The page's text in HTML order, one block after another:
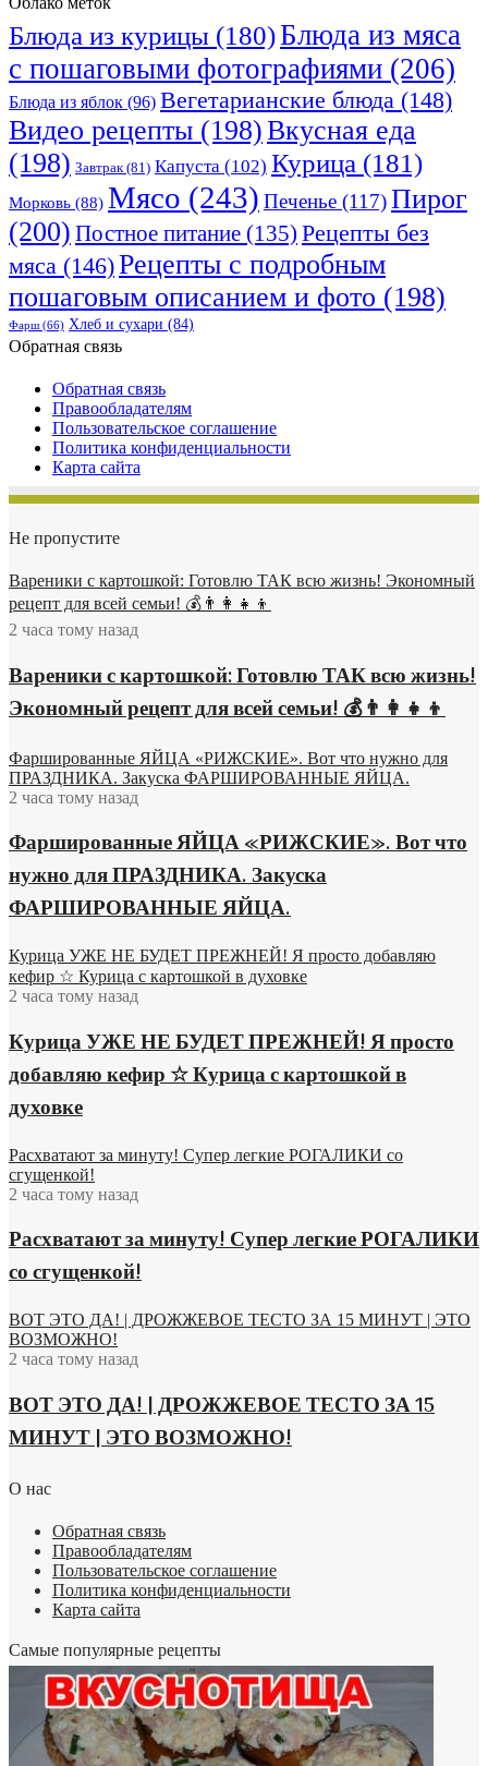
Блюда из курицы (180)Блюда из мяса
с пошаговыми фотографиями (206)
Блюда из яблок (96) Вегетарианские блюда (148)
Видео рецепты (198)Вкусная еда
(198) Завтрак(81) Капуста (102) Курица (181)
Морковь (88) Мясо (243) Печенье (117)Пирог
(200) Постное питание (135) Рецепты без
мяса (146)Рецепты с подробным
пошаговым описанием и фото (198)
Фарш(66) Хлеб и сухари (84)
Обратная связь
Обратная связь
Правообладателям
Пользовательское соглашение
Политика конфиденциальности
Карта сайта
Не пропустите
Вареники с картошкой: Готовлю ТАК всю жизнь! Экономный
рецепт для всей семьи! 💰👨👩👧👦
2 часа тому назад
Вареники с картошкой: Готовлю ТАК всю жизнь!
Экономный рецепт для всей семьи! 💰👨👩👧👦
Фаршированные ЯЙЦА «РИЖСКИЕ». Вот что нужно для
ПРАЗДНИКА. Закуска ФАРШИРОВАННЫЕ ЯЙЦА.
2 часа тому назад
Фаршированные ЯЙЦА «РИЖСКИЕ». Вот что
нужно для ПРАЗДНИКА. Закуска
ФАРШИРОВАННЫЕ ЯЙЦА.
Курица УЖЕ НЕ БУДЕТ ПРЕЖНЕЙ! Я просто добавляю
кефир ☆ Курица с картошкой в духовке
2 часа тому назад
Курица УЖЕ НЕ БУДЕТ ПРЕЖНЕЙ! Я просто
добавляю кефир ☆ Курица с картошкой в
духовке
Расхватают за минуту! Супер легкие РОГАЛИКИ со
сгущенкой!
2 часа тому назад
Расхватают за минуту! Супер легкие РОГАЛИКИ
со сгущенкой!
ВОТ ЭТО ДА! | ДРОЖЖЕВОЕ ТЕСТО ЗА 15 МИНУТ | ЭТО
ВОЗМОЖНО!
2 часа тому назад
ВОТ ЭТО ДА! | ДРОЖЖЕВОЕ ТЕСТО ЗА 15
МИНУТ | ЭТО ВОЗМОЖНО!
О нас
Обратная связь
Правообладателям
Пользовательское соглашение
Политика конфиденциальности
Карта сайта
Самые популярные рецепты